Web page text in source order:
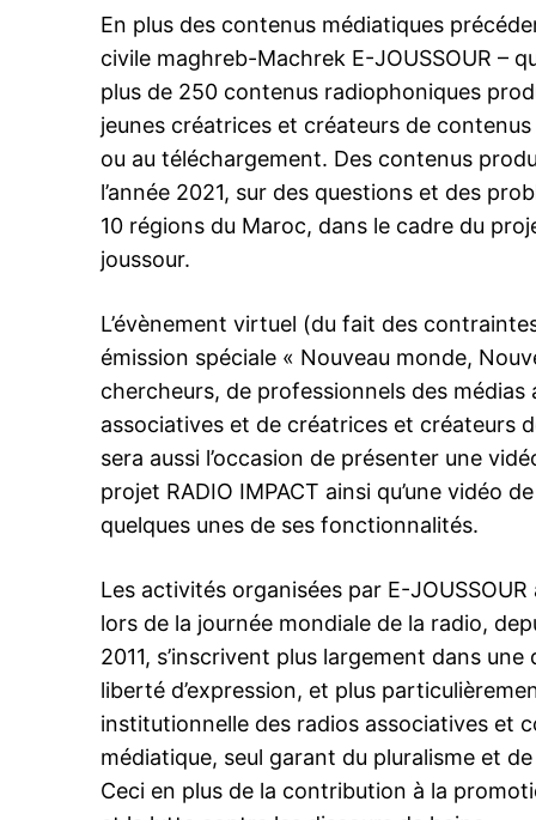
En plus des contenus médiatiques
civile maghreb-Machrek E-JOUSSOUR –
plus de 250 contenus radiophoniques
jeunes créatrices et créateurs de
ou au téléchargement. Des contenus
l’année 2021, sur des questions et des
10 régions du Maroc, dans le cadre du
joussour.
L’évènement virtuel (du fait des
émission spéciale « Nouveau monde,
chercheurs, de professionnels des
associatives et de créatrices et créateurs
sera aussi l’occasion de présenter une
projet RADIO IMPACT ainsi qu’une vidéo
quelques unes de ses fonctionnalités.
Les activités organisées par E-
lors de la journée mondiale de la radio,
2011, s’inscrivent plus largement dans
liberté d’expression, et plus
institutionnelle des radios associatives et
médiatique, seul garant du pluralisme et
Ceci en plus de la contribution à la